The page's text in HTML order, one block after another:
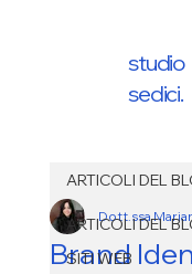
studio
sedici.
ARTICOLI DEL
SITI WEB
ARTICOLI DEL
Brand
Dott.ssa